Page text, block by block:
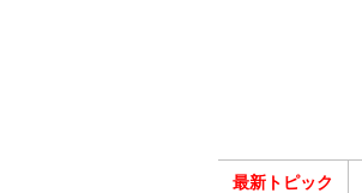
最新トピック